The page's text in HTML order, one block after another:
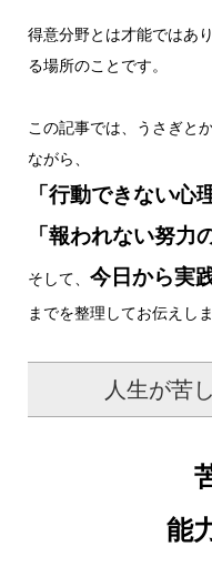
得意分野とは才能ではあ
る場所のことです。
この記事では、うさぎと
ながら、
「行動できない心
「報われない努力
そして、 今日から実
までを整理してお伝えしま
人生が苦
能